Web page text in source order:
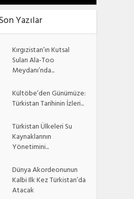
Yazılar
Kırgızistan’ın Kutsal
Suları Ala-Too
Meydanı’nda...
Kültöbe’den Günümüze:
Türkistan Tarihinin İzleri...
Türkistan Ülkeleri Su
Kaynaklarının
Yönetimini...
Dünya Akordeonunun
Kalbi Ilk Kez Türkistan’da
Atacak